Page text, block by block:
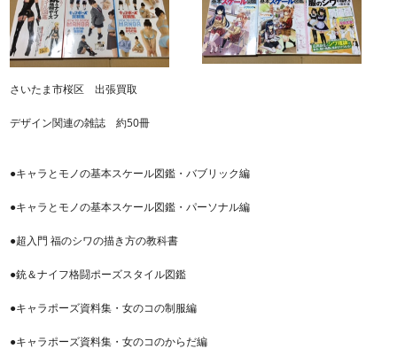
さいたま市桜区 出張買取
デザイン関連の雑誌 約50冊
●キャラとモノの基本スケール図鑑・バブリック編
●キャラとモノの基本スケール図鑑・パーソナル編
●超入門 福のシワの描き方の教科書
●銃＆ナイフ格闘ポーズスタイル図鑑
●キャラポーズ資料集・女のコの制服編
●キャラポーズ資料集・女のコのからだ編